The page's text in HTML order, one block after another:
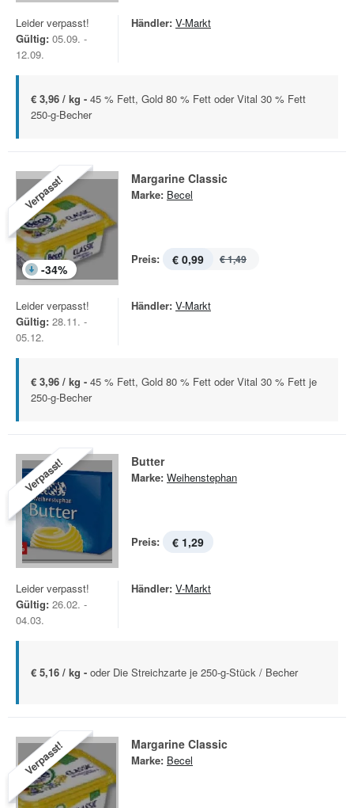
Leider verpasst!
Gültig: 05.09. -
12.09.
Händler: V-Markt
€ 3,96 / kg - 45 % Fett, Gold 80 % Fett oder Vital 30 % Fett
250-g-Becher
Verpasst!
-34%
Margarine Classic
Marke: Becel
Preis: € 0,99 € 1,49
Leider verpasst!
Gültig: 28.11. -
05.12.
Händler: V-Markt
€ 3,96 / kg - 45 % Fett, Gold 80 % Fett oder Vital 30 % Fett je
250-g-Becher
Verpasst! Butter
Marke: Weihenstephan
Preis: € 1,29
Leider verpasst!
Gültig: 26.02. -
04.03.
Händler: V-Markt
€ 5,16 / kg - oder Die Streichzarte je 250-g-Stück / Becher
Verpasst! Margarine Classic
Marke: Becel